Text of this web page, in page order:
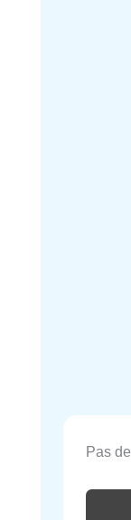
Pas